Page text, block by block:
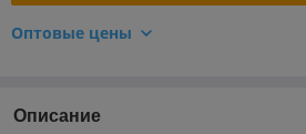
Оптовые цены
Описание